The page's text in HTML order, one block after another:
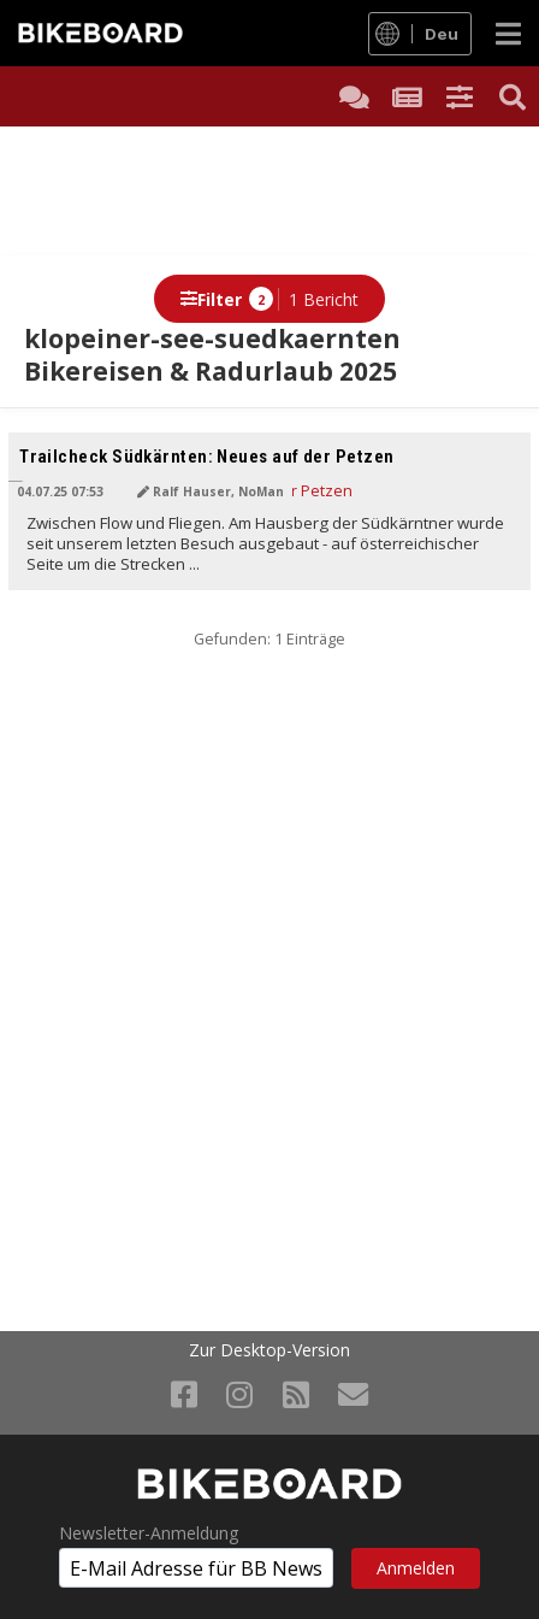
Deu
Filter 2 1 Bericht
klopeiner-see-suedkaernten
Bikereisen & Radurlaub 2025
Trailcheck Südkärnten: Neues auf der Petzen
04.07.25 07:53 Ralf Hauser, NoMan
Zwischen Flow und Fliegen. Am Hausberg der Südkärntner wurde
seit unserem letzten Besuch ausgebaut - auf österreichischer
Seite um die Strecken ...
Gefunden: 1 Einträge
Zur Desktop-Version
Newsletter-Anmeldung